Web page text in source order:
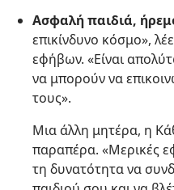
Ασφαλή παιδιά,
επικίνδυνο κόσμο»,
εφήβων. «Είναι
να μπορούν να
τους».
Μια άλλη μητέρα, η
παραπέρα. «Μερικές
τη δυνατότητα να